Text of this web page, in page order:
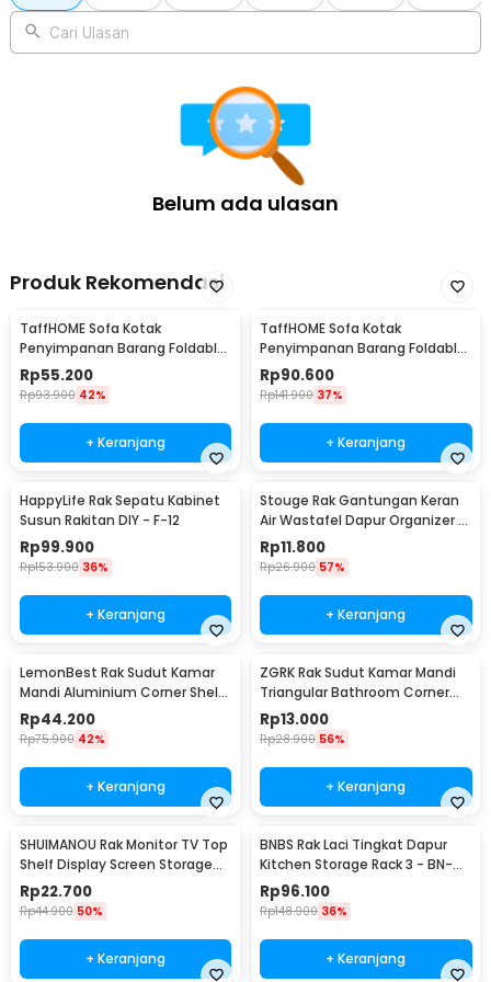
1 x Set Pipa Pendek
Cari Ulasan
Belum ada ulasan
Produk Rekomendasi
TaffHOME Sofa Kotak
Penyimpanan Barang Foldable
Storage Box 30x30x30cm - L170
Rp55.200
Rp93.900 42%
+ Keranjang
TaffHOME Sofa Kotak
Penyimpanan Barang Foldable
Storage Box 48x30x30cm - L170
Rp90.600
Rp141.900 37%
+ Keranjang
HappyLife Rak Sepatu Kabinet
Susun Rakitan DIY - F-12
Rp99.900
Rp153.900 36%
+ Keranjang
Stouge Rak Gantungan Keran
Air Wastafel Dapur Organizer -
PXM19
Rp11.800
Rp26.900 57%
+ Keranjang
LemonBest Rak Sudut Kamar
Mandi Aluminium Corner Shelf
Rack 2 Layers - G48
Rp44.200
Rp75.900 42%
+ Keranjang
ZGRK Rak Sudut Kamar Mandi
Triangular Bathroom Corner
Shelf Plastik - ST145
Rp13.000
Rp28.900 56%
+ Keranjang
SHUIMANOU Rak Monitor TV Top
Shelf Display Screen Storage
Desk Riser - G255
Rp22.700
Rp44.900 50%
+ Keranjang
BNBS Rak Laci Tingkat Dapur
Kitchen Storage Rack 3 - BN-
2713 / BN-2714
Rp96.100
Rp148.900 36%
+ Keranjang